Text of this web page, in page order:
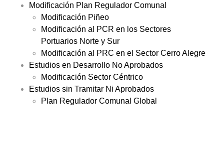
Modificación Plan Regulador Comunal
Modificación Piñeo
Modificación al PCR en los Sectores
Portuarios Norte y Sur
Modificación al PRC en el Sector Cerro Alegre
Estudios en Desarrollo No Aprobados
Modificación Sector Céntrico
Estudios sin Tramitar Ni Aprobados
Plan Regulador Comunal Global